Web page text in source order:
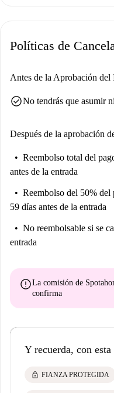
Escultura Balanza Romana,
y vivir cerca del paseo
Políticas de
Antes de la Aprobación del
check_circleNo tendrás que asumir
Después de la aprobación
Reembolso total del
antes de la entrada
Reembolso del 50% del
59 días antes de la entrada
No reembolsable si se
entrada
errorLa comisión de
confirma
Y recuerda, con
lock FIANZA PROTEGIDA